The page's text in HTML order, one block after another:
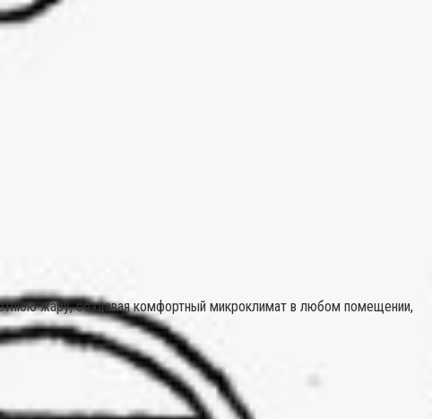
жару, создавая комфортный микроклимат в любом помещении,